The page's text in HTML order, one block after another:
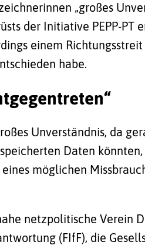
„großes
der Initiative PEPP-
einem
habe.
Unverständnis, da
Daten
möglichen
netzpolitische Verein
(FIfF), die